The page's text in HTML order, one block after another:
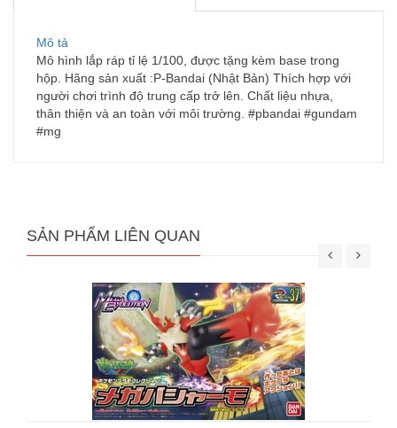
Mô tả
Mô hình lắp ráp tỉ lệ 1/100, được tặng kèm base trong
hộp. Hãng sản xuất :P-Bandai (Nhật Bản) Thích hợp với
người chơi trình độ trung cấp trở lên. Chất liệu nhựa,
thân thiện và an toàn với môi trường. #pbandai #gundam
#mg
SẢN PHẨM LIÊN QUAN